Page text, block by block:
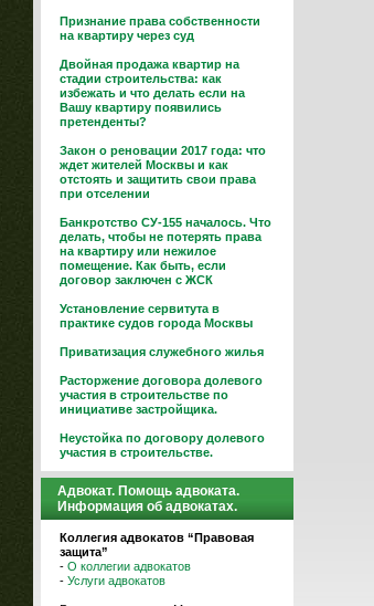
Признание права собственности
на квартиру через суд
Двойная продажа квартир на
стадии строительства: как
избежать и что делать если на
Вашу квартиру появились
претенденты?
Закон о реновации 2017 года: что
ждет жителей Москвы и как
отстоять и защитить свои права
при отселении
Банкротство СУ-155 началось. Что
делать, чтобы не потерять права
на квартиру или нежилое
помещение. Как быть, если
договор заключен с ЖСК
Установление сервитута в
практике судов города Москвы
Приватизация служебного жилья
Расторжение договора долевого
участия в строительстве по
инициативе застройщика.
Неустойка по договору долевого
участия в строительстве.
Адвокат. Помощь адвоката.
Информация об адвокатах.
Коллегия адвокатов “Правовая
защита”
- О коллегии адвокатов
- Услуги адвокатов